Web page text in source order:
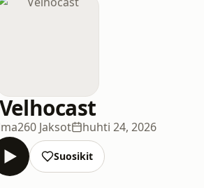
Velhocast
260 Jaksot huhti 24, 2026
Suosikit